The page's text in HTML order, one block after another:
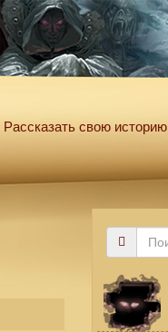
Рассказать свою историю
Поиск